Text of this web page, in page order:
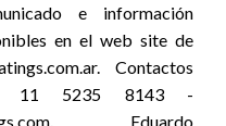
e información
en el web site de
Contactos
11 5235 8143 -
Eduardo